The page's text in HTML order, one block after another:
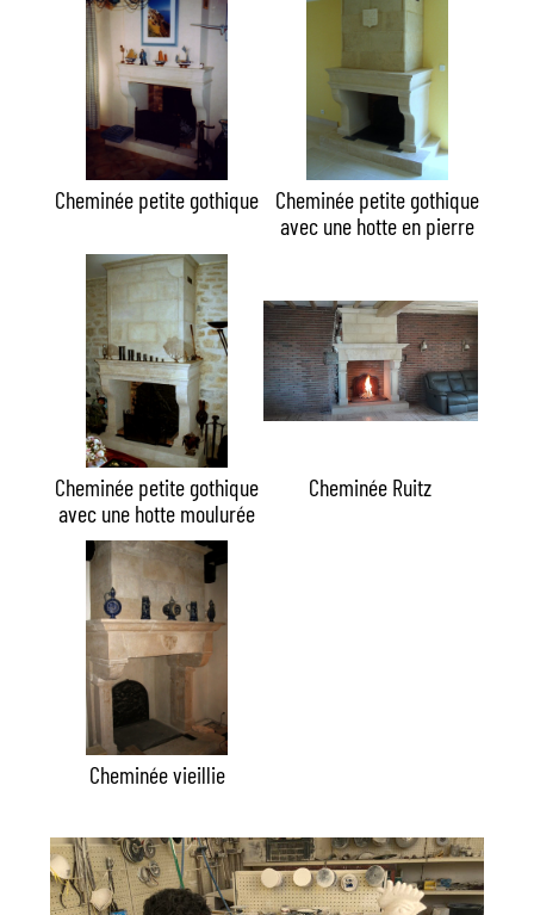
Cheminée petite gothique
Cheminée petite gothique
avec une hotte en pierre
Cheminée petite gothique
avec une hotte moulurée
Cheminée Ruitz
Cheminée vieillie